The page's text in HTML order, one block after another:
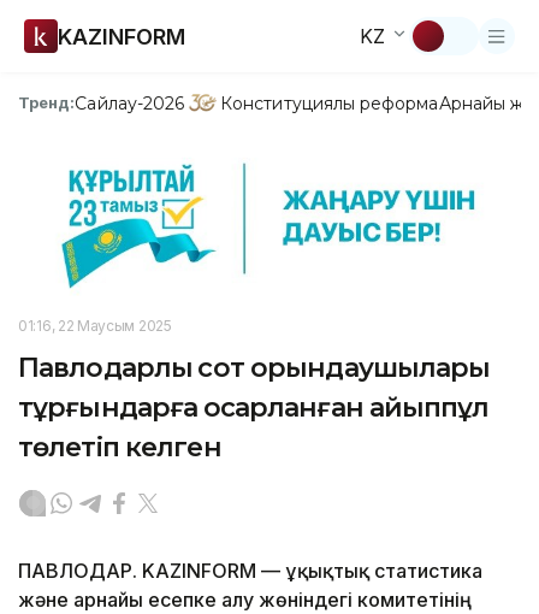
KAZINFORM KZ
Тренд:Сайлау-2026 Конституциялық реформаАрнайы
01:16, 22 Маусым 2025
Павлодарлық сот орындаушылары
тұрғындарға қосарланған айыппұл
төлетіп келген
ПАВЛОДАР. KAZINFORM — Құқықтық статистика
және арнайы есепке алу жөніндегі комитетінің